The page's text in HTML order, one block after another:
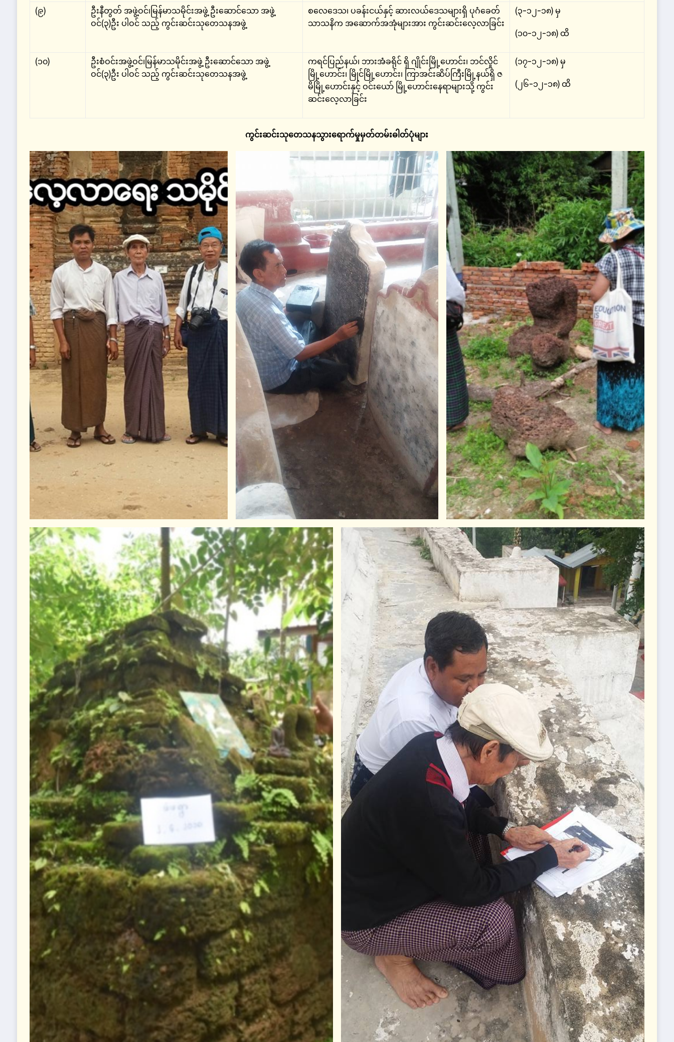
(၉)
ဦးနီတွတ် အဖွဲ့ဝင်၊မြန်မာသမိုင်းအဖွဲ့ ဦးဆောင်သော အဖွဲ့
ဝင်(၃)ဦး ပါဝင် သည့် ကွင်းဆင်းသုတေသနအဖွဲ့
စလေဒေသ၊ ပခန်းငယ်နှင့် ဆားလယ်ဒေသများရှိ ပုဂံခေတ်
သာသနိက အဆောက်အအုံများအား ကွင်းဆင်းလေ့လာခြင်း
(၃-၁၂-၁၈) မှ
(၁၀-၁၂-၁၈) ထိ
(၁၀)
ဦးစံဝင်းအဖွဲ့ဝင်၊မြန်မာသမိုင်းအဖွဲ့ ဦးဆောင်သော အဖွဲ့
ဝင်(၃)ဦး ပါဝင် သည့် ကွင်းဆင်းသုတေသနအဖွဲ့
ကရင်ပြည်နယ်၊ ဘားအံခရိုင် ရှိ ဂျိုင်းမြို့ဟောင်း၊ ဘင်လှိုင်
မြို့ဟောင်း၊ မြိုင်မြို့ဟောင်း၊ ကြာအင်းဆိပ်ကြီးမြို့နယ်ရှိ ဇ
မိမြို့ဟောင်းနှင့် ဝင်းယော် မြို့ဟောင်းနေရာများသို့ ကွင်း
ဆင်းလေ့လာခြင်း
(၁၇-၁၂-၁၈) မှ
(၂၆-၁၂-၁၈) ထိ
ကွင်းဆင်းသုတေသနသွားရောက်မှုမှတ်တမ်းဓါတ်ပုံများ